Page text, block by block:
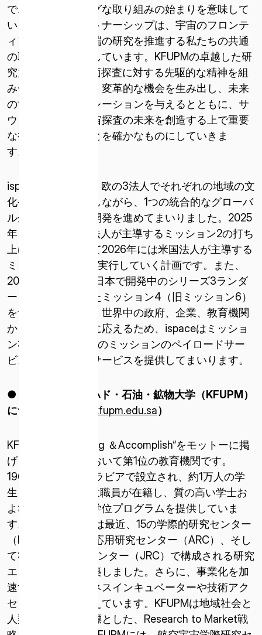
東京都中央区日本橋本町1-9-3
日本橋本町M-SQUARE 6階
ISPACE U.S.
コロラド州 12876 E Adam Aircraft Circle、セ
コロラド州 80112、アメリカ合衆国デンバー
でエキサイティングな取り組みの始まりを意味して
います。このパートナーシップは、宇宙のフロンテ
ィアの開拓と最先端の研究を推進する私たちの共通
の取り組みを象徴しています。KFUPMの卓越した研
究力とispaceの月面探査に対する先駆的な精神を組
み合わせることで、変革的な機会を生み出し、未来
の世代にインスピレーションを与えるとともに、サ
ウジアラビアが宇宙探査の未来を創造する上で重要
な役割を果たすことを確かなものにしていきま
す。」
ispaceは、日・米・欧の3法人でそれぞれの地域の文
化や多様性を活かしながら、1つの統合的なグローバ
ル企業として宇宙開発を進めてまいりました。2025
年 1 月15日に日本法人が主導するミッション2の打ち
上げを完了、続いて2026年には米国法人が主導する
ミッション3を順次実行していく計画です。また、
2027年には、現在日本で開発中のシリーズ3ランダ
ー（仮称）を用いたミッション4（旧ミッション6）
を予定しています。世界中の政府、企業、教育機関
からの高まる需要に応えるため、ispaceはミッショ
ン3およびそれ以降のミッションのペイロードサー
ビス契約とデータサービスを提供してまいります。
● キング・ファハド・石油・鉱物大学（ KFUPM ）
について（
https://kfupm.edu.sa）
KFUPMは”Dream Big ＆Accomplish“をモットーに掲
げ、アラブ地域において第1位の教育機関です。
1963年にサウジアラビアで設立され、約1万人の学
生と800人以上の教職員が在籍し、質の高い学士お
よび大学院課程の学位プログラムを提供していま
す。また、KFUPMは最近、15の学際的研究センター
（IRC）と、4つの応用研究センター（ARC）、そし
て3つの共同研究センター（JRC）で構成される研究
エコシステムを構築しました。さらに、事業化を加
速するためのビジネスインキュベーターや技術アク
セラレーターも備えています。KFUPMは地域社会と
人類ヘの貢献を目標とした、Research to Market戦